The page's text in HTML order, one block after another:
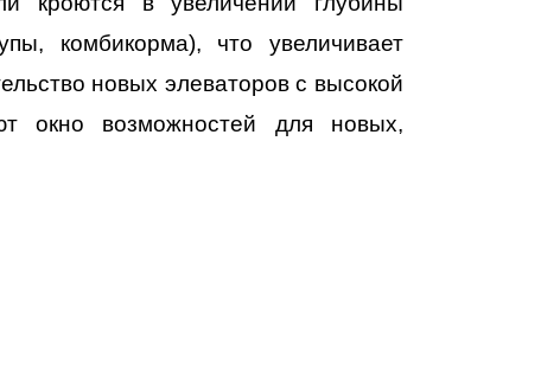
комбикорма), что увеличивает
новых элеваторов с высокой
окно возможностей для новых,